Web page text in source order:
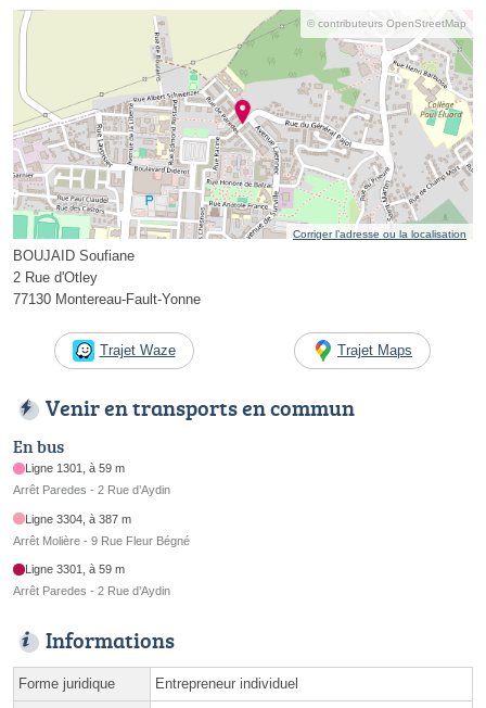
© contributeurs OpenStreetMap
Corriger l’adresse ou la localisation
BOUJAID Soufiane
2 Rue d'Otley
77130 Montereau-Fault-Yonne
Trajet Waze Trajet Maps
Venir en transports en commun
En bus
Ligne 1301, à 59 m
Arrêt Paredes - 2 Rue d’Aydin
Ligne 3304, à 387 m
Arrêt Molière - 9 Rue Fleur Bégné
Ligne 3301, à 59 m
Arrêt Paredes - 2 Rue d’Aydin
Informations
Forme juridique Entrepreneur individuel